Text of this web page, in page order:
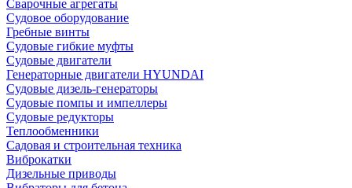
Сварочные агрегаты
Судовое оборудование
Гребные винты
Судовые гибкие муфты
Судовые двигатели
Генераторные двигатели HYUNDAI
Судовые дизель-генераторы
Судовые помпы и импеллеры
Судовые редукторы
Теплообменники
Садовая и строительная техника
Виброкатки
Дизельные приводы